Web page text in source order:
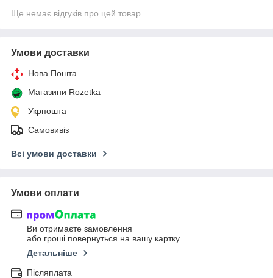
Ще немає відгуків про цей товар
Умови доставки
Нова Пошта
Магазини Rozetka
Укрпошта
Самовивіз
Всі умови доставки
Умови оплати
Ви отримаєте замовлення
або гроші повернуться на вашу картку
Детальніше
Післяплата